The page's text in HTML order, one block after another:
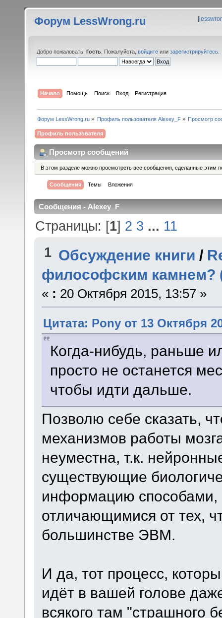
Форум LessWrong.ru [
Добро пожаловать, Гость . Пожалуйста, войдите или зарегистрируйтесь
Начало Помощь Поиск Вход Регистрация
Форум LessWrong.ru » Профиль пользователя Alexey_F» Просмотр
Профиль пользователя
Просмотр сообщений
В этом разделе можно просмотреть все сообщения, сделанные этим
Сообщения Темы Вложения
Сообщения - Alexey_F
Страницы: [1] 2 3 ... 11
1 Обсуждение книги /
философским камнем?
« : 20 Октября 2015, 13:57 »
Цитата: Pony от 13 Октября
Когда-нибудь, раньше
просто не останется
чтобы идти дальше.
Позволю себе сказать,
механизмов работы
неуместна, т.к.
существующие
информацию способами,
отличающимися от тех,
большинстве ЭВМ.
И да, тот процесс,
идёт в вашей голове
всякого там "страшного